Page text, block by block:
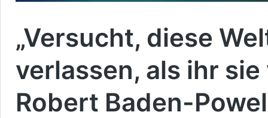
„Versucht, diese
verlassen, als ihr
Robert Baden-